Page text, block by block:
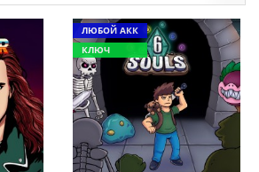
ЛЮБОЙ АКК
КЛЮЧ